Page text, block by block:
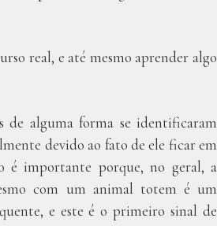
real, e até mesmo aprender algo
de alguma forma se identificaram
devido ao fato de ele ficar em
é importante porque, no geral, a
com um animal totem é um
e este é o primeiro sinal de